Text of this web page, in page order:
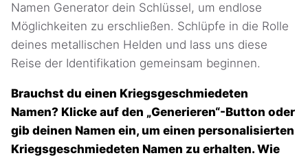
Namen Generator dein Schlüssel, um endlose
Möglichkeiten zu erschließen. Schlüpfe in die Rolle
deines metallischen Helden und lass uns diese
Reise der Identifikation gemeinsam beginnen.
Brauchst du einen Kriegsgeschmiedeten
Namen? Klicke auf den „Generieren“-Button oder
gib deinen Namen ein, um einen personalisierten
Kriegsgeschmiedeten Namen zu erhalten. Wie